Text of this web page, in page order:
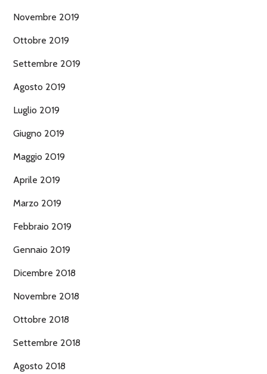
Novembre 2019
Ottobre 2019
Settembre 2019
Agosto 2019
Luglio 2019
Giugno 2019
Maggio 2019
Aprile 2019
Marzo 2019
Febbraio 2019
Gennaio 2019
Dicembre 2018
Novembre 2018
Ottobre 2018
Settembre 2018
Agosto 2018